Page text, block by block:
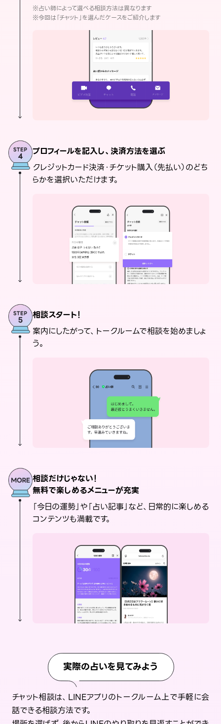
※占い師によって選べる相談方法は異なります
※今回は「チャット」を選んだケースをご紹介します
プロフィールを記入し、決済方法を選ぶ
クレジットカード決済・チケット購入（先払い）のどち
らかを選択いただけます。
相談スタート！
案内にしたがって、トークルームで相談を始めましょ
う。
相談だけじゃない！
無料で楽しめるメニューが充実
「今日の運勢」や「占い記事」など、日常的に楽しめる
コンテンツも満載です。
実際の占いを見てみよう
チャット相談は、LINEアプリのトークルーム上で手軽に会
話できる相談方法です。